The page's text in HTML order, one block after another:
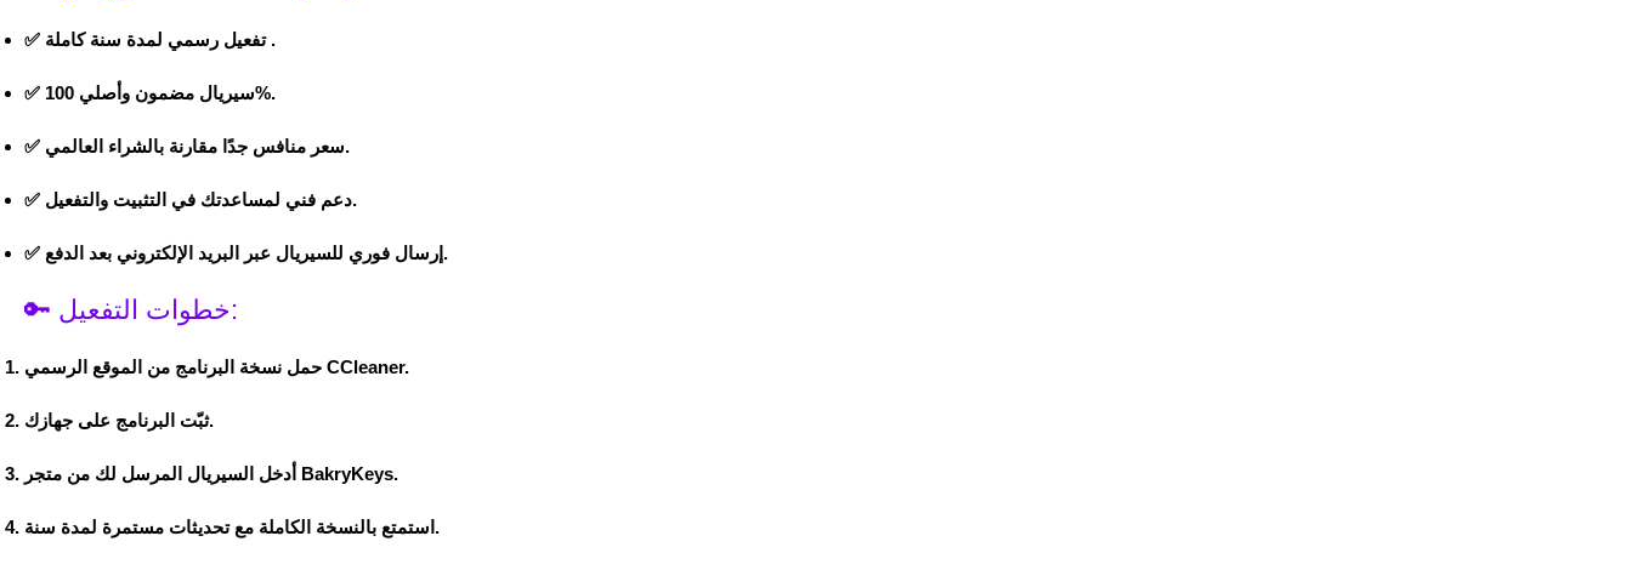
✅ تفعيل رسمي لمدة سنة كاملة .
✅ سيريال مضمون وأصلي 100%.
✅ سعر منافس جدًا مقارنة بالشراء العالمي.
✅ دعم فني لمساعدتك في التثبيت والتفعيل.
✅ إرسال فوري للسيريال عبر البريد الإلكتروني بعد الدفع .
🔑 خطوات التفعيل:
حمل نسخة البرنامج من الموقع الرسمي CCleaner.
ثبّت البرنامج على جهازك.
أدخل السيريال المرسل لك من متجر BakryKeys.
استمتع بالنسخة الكاملة مع تحديثات مستمرة لمدة سنة .